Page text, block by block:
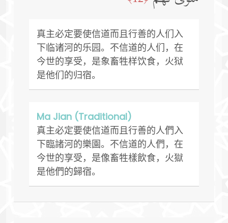
真主必定要使信道而且行善的人们入
下临诸河的乐园。不信道的人们，在
今世的享受，是象畜牲样饮食，火狱
是他们的归宿。
Ma Jian (Traditional)
真主必定要使信道而且行善的人們入
下臨諸河的樂園。不信道的人們，在
今世的享受，是像畜牲樣飲食，火獄
是他們的歸宿。